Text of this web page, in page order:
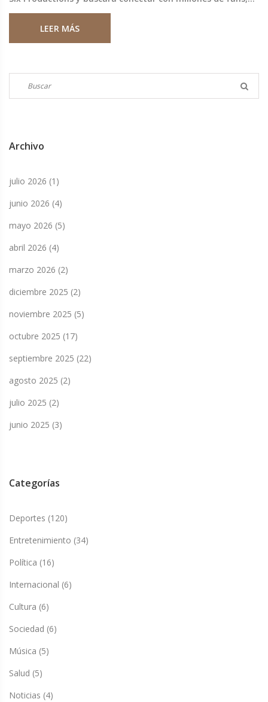
sumando impacto cultural al legado de las tenistas.
LEER MÁS
Archivo
julio 2026 (1)
junio 2026 (4)
mayo 2026 (5)
abril 2026 (4)
marzo 2026 (2)
diciembre 2025 (2)
noviembre 2025 (5)
octubre 2025 (17)
septiembre 2025 (22)
agosto 2025 (2)
julio 2025 (2)
junio 2025 (3)
Categorías
Deportes (120)
Entretenimiento (34)
Política (16)
Internacional (6)
Cultura (6)
Sociedad (6)
Música (5)
Salud (5)
Noticias (4)